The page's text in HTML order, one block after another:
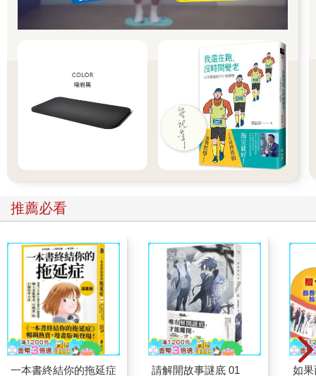
便利商店秉持的精神就是人人都值得吃一頓好料，不論是一星期
中的哪一天、一天中的哪一餐，而我希望能傳授你們，如何讓自
己和家人在家裡享受同樣的服務。這是在日常生活中以蓋飯、午
餐盒和早餐的形式，展現自我照顧和自愛的精神。因為說到底，
日式料理不只是特殊場合才能享用──日式料理是你永遠的好夥
推薦必看
一本書終結你的拖延症
請解開故事謎底 01
如